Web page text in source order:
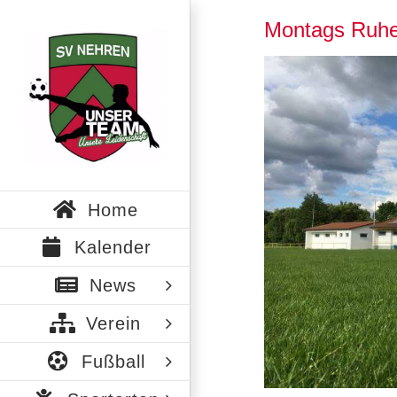
springen
Home
Kalender
News
Verein
Fußball
Montags
Zeige
grösseres
Bild